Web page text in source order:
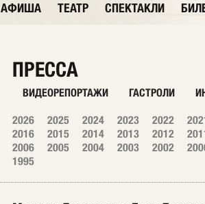
АФИША ТЕАТР СПЕКТАКЛИ
ПРЕССА
ВИДЕОРЕПОРТАЖИ ГАСТРОЛИ
2026 2025 2024 2023 2022
2016
2015 2014 2013 2012
2006
2005 2004 2003 2002
1995